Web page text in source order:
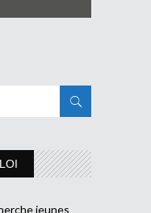
jeunes